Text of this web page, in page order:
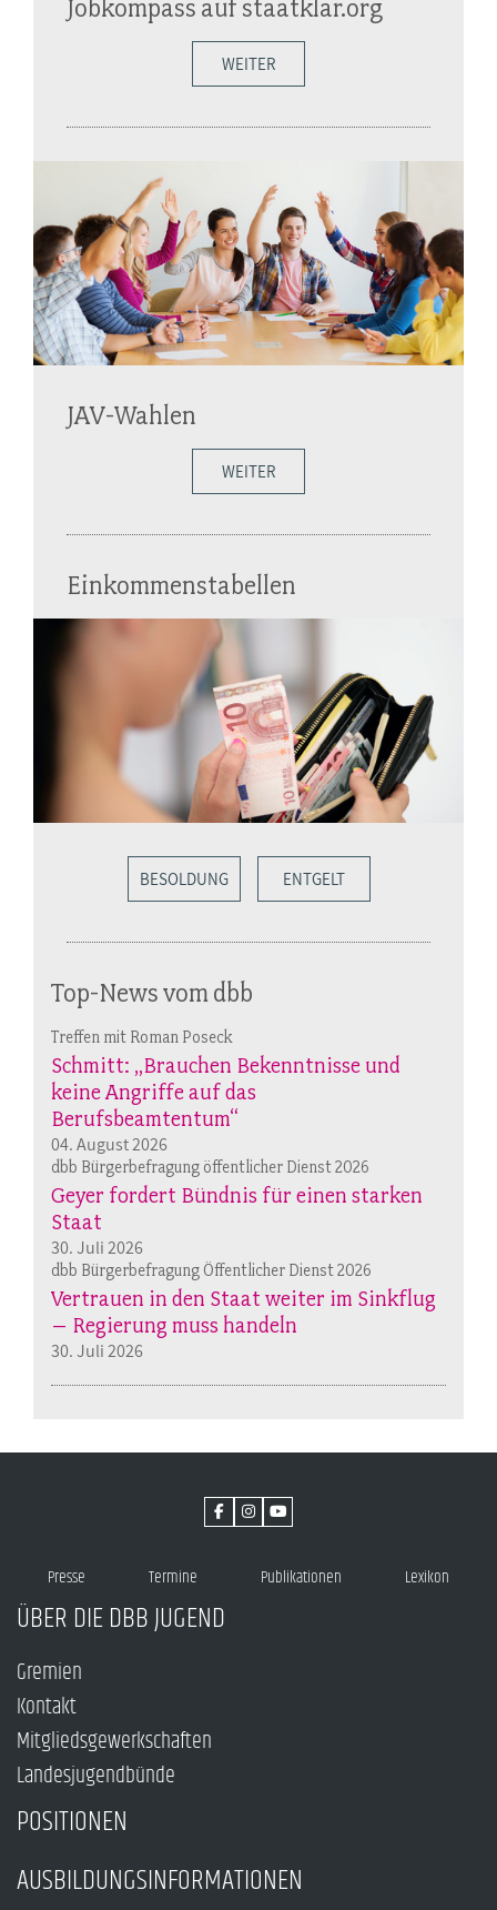
Jobkompass auf staatklar.org
WEITER
JAV-Wahlen
WEITER
Einkommenstabellen
BESOLDUNG ENTGELT
Top-News vom dbb
Treffen mit Roman Poseck
Schmitt: „Brauchen Bekenntnisse und
keine Angriffe auf das
Berufsbeamtentum“
04. August 2026
dbb Bürgerbefragung öffentlicher Dienst 2026
Geyer fordert Bündnis für einen starken
Staat
30. Juli 2026
dbb Bürgerbefragung Öffentlicher Dienst 2026
Vertrauen in den Staat weiter im Sinkflug
– Regierung muss handeln
30. Juli 2026
Presse Termine Publikationen Lexikon
ÜBER DIE DBB JUGEND
Gremien
Kontakt
Mitgliedsgewerkschaften
Landesjugendbünde
POSITIONEN
AUSBILDUNGSINFORMATIONEN